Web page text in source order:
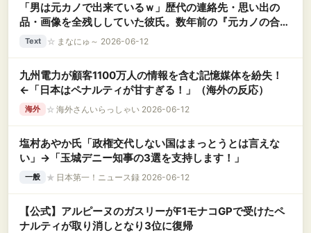
「男は元カノで出来ているｗ」歴代の連絡先・思い出の
品・画像を全残ししていた彼氏。数年前の『元カノの合
鍵』を大切に保管していたド変態男が、元カノのSNSを見
Text ☆ まなにゅ～ 2026-06-12
九州電力が顧客1100万人の情報を含む記憶媒体を紛失！
←「日本はペナルティが甘すぎる！」（海外の反応）
海外 ☆ 海外さんいらっしゃい 2026-06-12
塩村あやか氏「政権交代しない国はまっとうとは言えな
い」→「玉城デニー知事の3選を支持します！」
一般 ★ 日本第一！ニュース録 2026-06-12
【公式】アルピーヌのガスリーがF1モナコGPで受けたペ
ナルティが取り消しとなり3位に復帰